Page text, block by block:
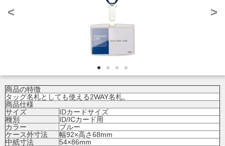
< >
商品の特徴
タッグ名札としても使える2WAY名札。
商品仕様
サイズ
IDカードサイズ
種別
ID/ICカード用
カラー
ブルー
ケース外寸法
幅92×高さ68mm
中紙寸法
54×86mm